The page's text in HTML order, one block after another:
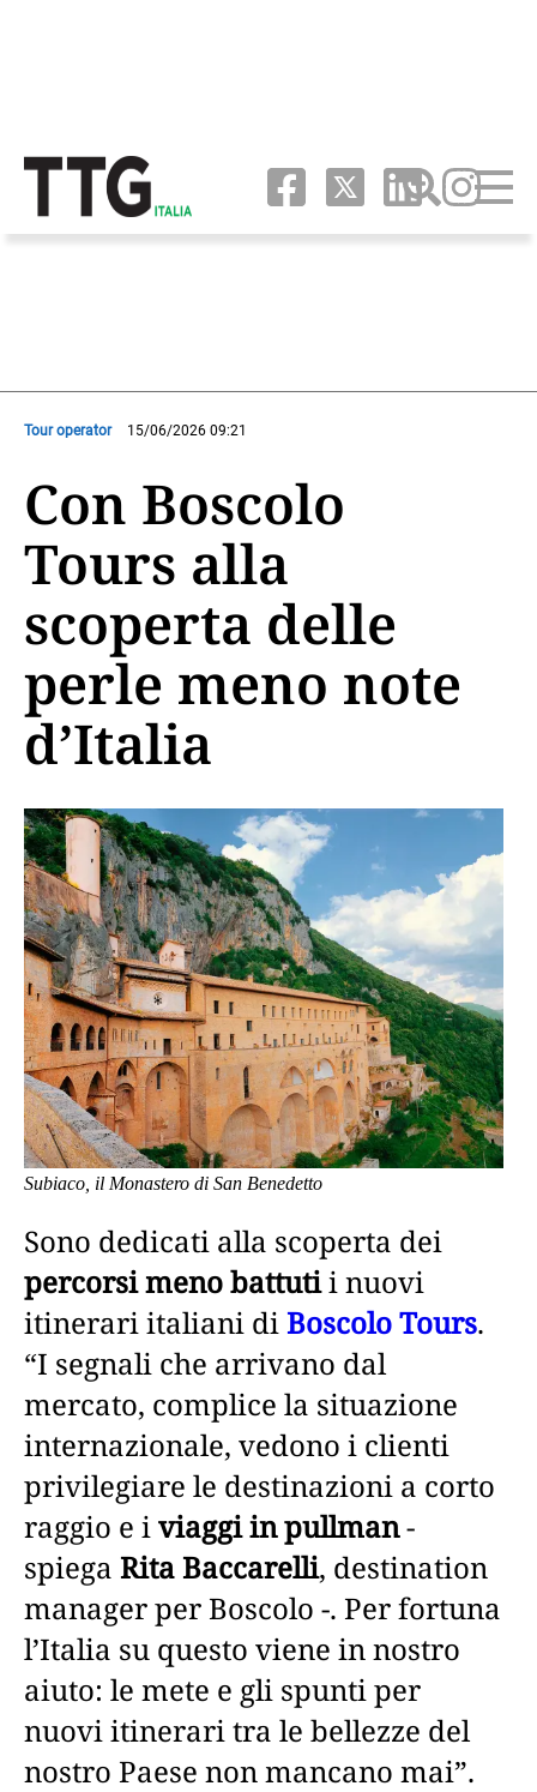
Tour operator 15/06/2026 09:21
Con Boscolo
Tours alla
scoperta delle
perle meno note
d’Italia
Subiaco, il Monastero di San Benedetto
Sono dedicati alla scoperta dei
percorsi meno battutii nuovi
itinerari italiani diBoscolo Tours.
“I segnali che arrivano dal
mercato, complice la situazione
internazionale, vedono i clienti
privilegiare le destinazioni a corto
raggio e iviaggi in pullman-
spiega Rita Baccarelli, destination
manager per Boscolo -. Per fortuna
l’Italia su questo viene in nostro
aiuto: le mete e gli spunti per
nuovi itinerari tra le bellezze del
nostro Paese non mancano mai”.